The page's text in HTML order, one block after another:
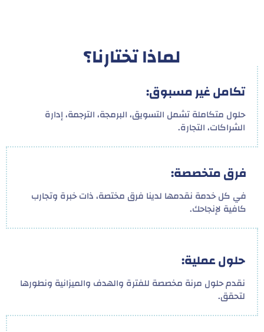
لماذا تختارنا؟
تكامل غير مسبوق:
حلول متكاملة تشمل التسويق، البرمجة، الترجمة، إدارة
الشراكات، التجارة.
فرق متخصصة:
في كل خدمة نقدمها لدينا فرق مختصة، ذات خبرة وتجارب
كافية لإنجاحك.
حلول عملية:
نقدم حلول مرنة مخصصة للفترة والهدف والميزانية ونطورها
لتحقق.